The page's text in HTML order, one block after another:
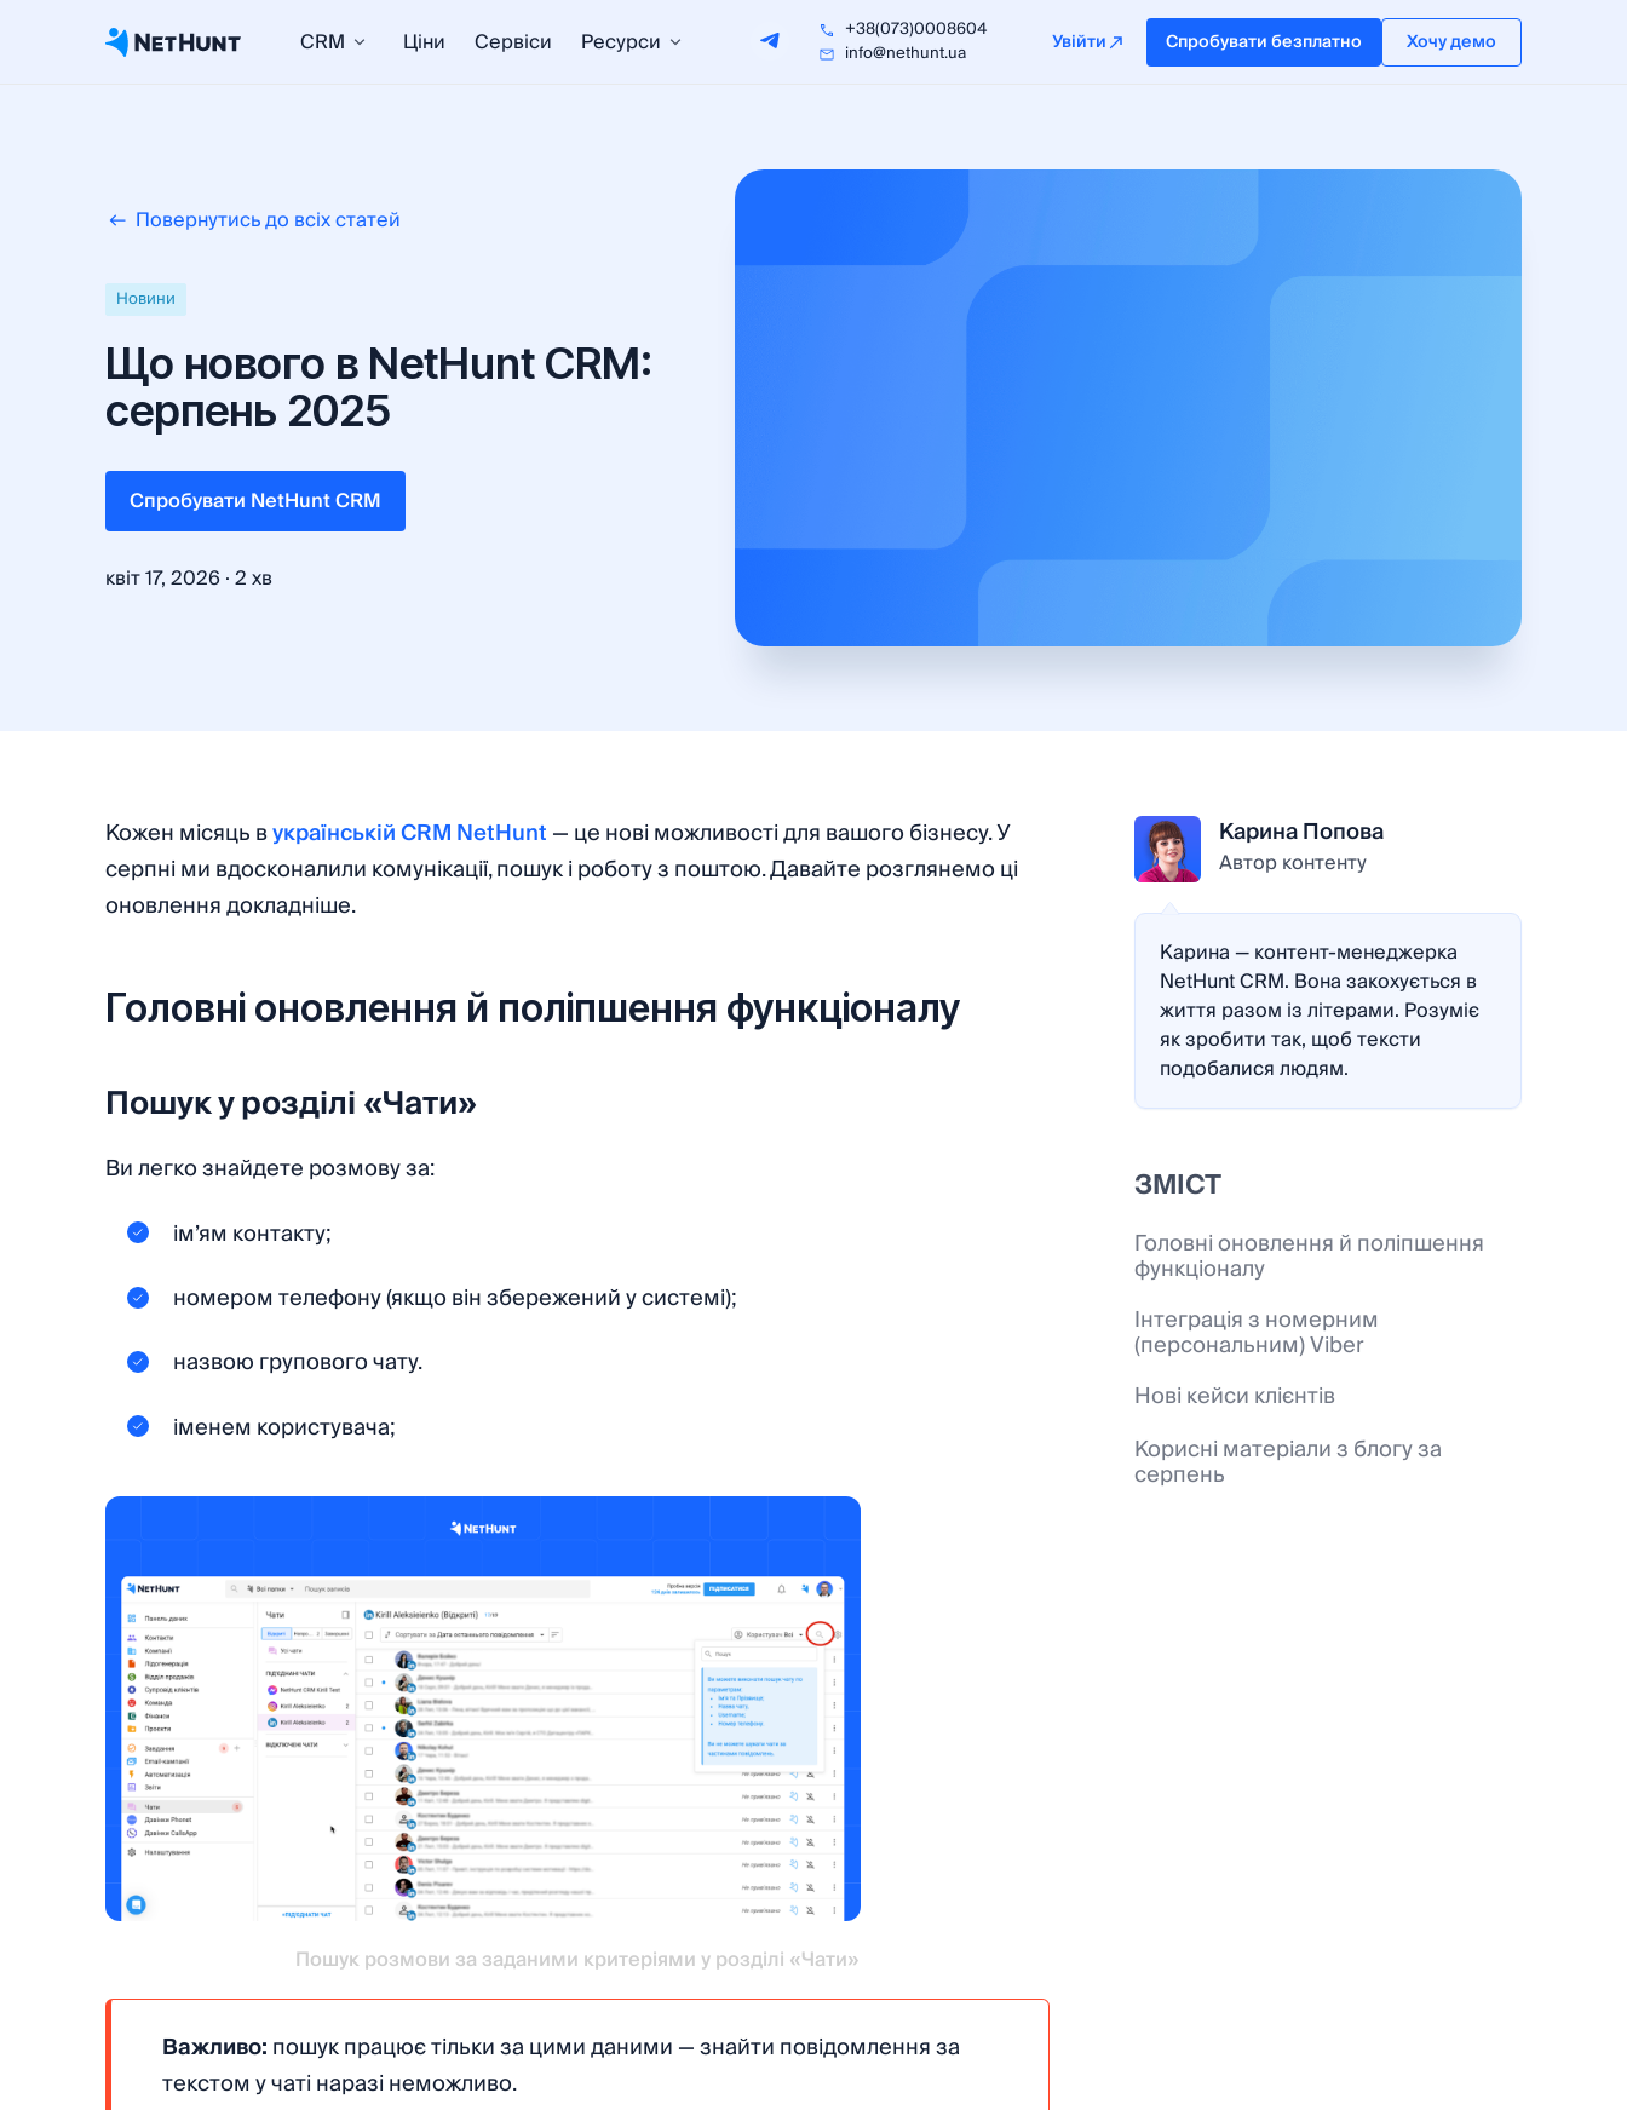
CRM Ціни Сервіси Ресурси
+38(073)0008604
info@nethunt.ua
Увійти Спробувати безплатно Хочу демо
Повернутись до всіх статей
Новини
Що нового в NetHunt CRM:
серпень 2025
Cпробувати NetHunt CRM
квіт 17, 2026 ·2 хв
Кожен місяць вукраїнській CRM NetHunt— це нові можливості для вашого бізнесу. У
серпні ми вдосконалили комунікації, пошук і роботу з поштою. Давайте розглянемо ці
оновлення докладніше.
Головні оновлення й поліпшення функціоналу
Пошук у розділі «Чати»
Ви легко знайдете розмову за:
ім’ям контакту;
номером телефону (якщо він збережений у системі);
назвою групового чату.
іменем користувача;
Пошук розмови за заданими критеріями у розділі «Чати»
Важливо:пошук працює тільки за цими даними — знайти повідомлення за
текстом у чаті наразі неможливо.
Карина Попова
Автор контенту
Карина — контент-менеджерка
NetHunt CRM. Вона закохується в
життя разом із літерами. Розуміє
як зробити так, щоб тексти
подобалися людям.
ЗМІСТ
Головні оновлення й поліпшення
функціоналу
Інтеграція з номерним
(персональним) Viber
Нові кейси клієнтів
Корисні матеріали з блогу за
серпень